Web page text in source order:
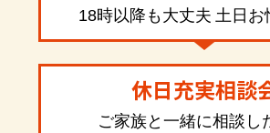
18時以降も大丈夫 土日
休日充実相談
ご家族と一緒に相談し